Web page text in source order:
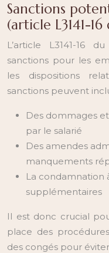
Sanctions
(article L3141-
L’article L3141-16
sanctions pour les
les dispositions
sanctions peuvent
Des dommages
par le salarié
Des amendes
manquements
La condamnation
supplémentaires
Il est donc crucial
place des
des congés pour